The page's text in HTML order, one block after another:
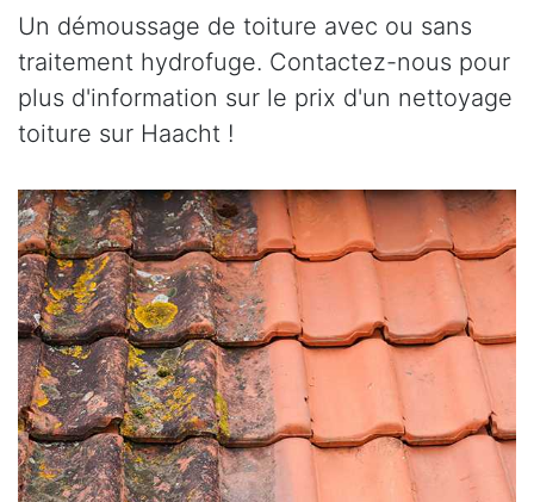
Un démoussage de toiture avec ou sans
traitement hydrofuge. Contactez-nous pour
plus d'information sur le prix d'un nettoyage
toiture sur Haacht !